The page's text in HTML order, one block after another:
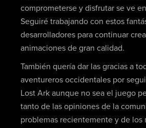
comprometerse y disfrutar se ve
Seguiré trabajando con estos
desarrolladores para continuar
animaciones de gran calidad.
También quería dar las gracias a
aventureros occidentales por
Lost Ark aunque no sea el juego
tanto de las opiniones de la
problemas recientemente y de los